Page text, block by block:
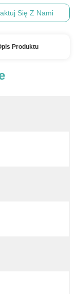
Się Z Nami
Produktu